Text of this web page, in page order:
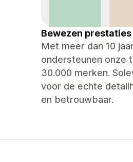
Bewezen prestaties
Met meer dan 10
ondersteunen onze
30.000 merken.
voor de echte
en betrouwbaar.